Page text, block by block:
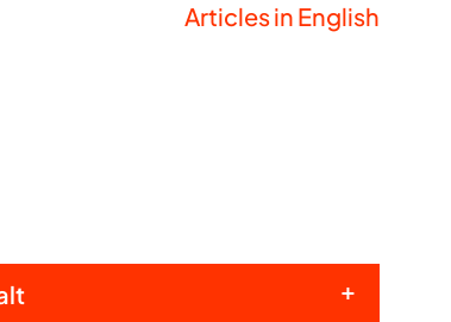
Articles in English